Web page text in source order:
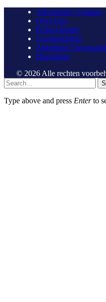
Adverteren / Contact
Over Ons
Privacybeleid
Coockiebeleid
Algemene
Disclaimer
© 2026 Alle rechten
Type above and press Enterto